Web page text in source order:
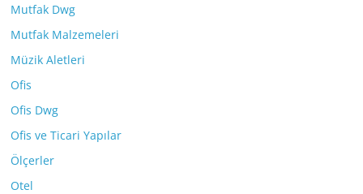
Mutfak Dwg
Mutfak Malzemeleri
Müzik Aletleri
Ofis
Ofis Dwg
Ofis ve Ticari Yapılar
Ölçerler
Otel